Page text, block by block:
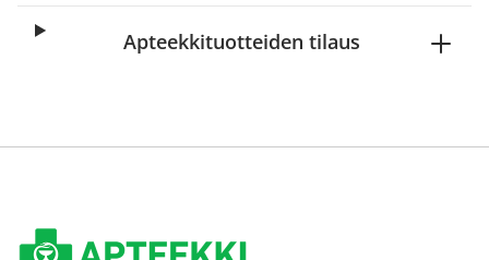
Apteekkituotteiden tilaus